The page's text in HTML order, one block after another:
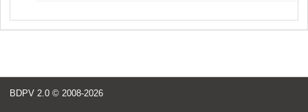
BDPV 2.0 © 2008-2026